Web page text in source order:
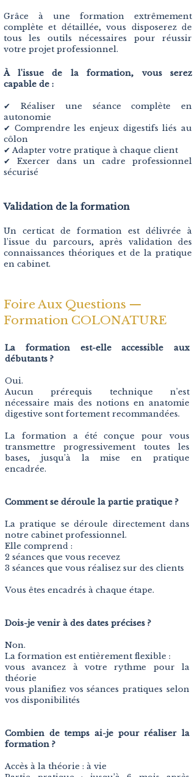
Grâce à une formation extrêmement
complète et détaillée, vous disposerez de
tous les outils nécessaires pour réussir
votre projet professionnel.
À l'issue de la formation, vous serez
capable de :
✔ Réaliser une séance complète en
autonomie
✔ Comprendre les enjeux digestifs liés au
côlon
✔ Adapter votre pratique à chaque client
✔ Exercer dans un cadre professionnel
sécurisé
Validation de la formation
Un certicat de formation est délivrée à
l’issue du parcours, après validation des
connaissances théoriques et de la pratique
en cabinet.
Foire Aux Questions —
Formation COLONATURE
La formation est-elle accessible aux
débutants ?
Oui.
Aucun prérequis technique n’est
nécessaire mais des notions en anatomie
digestive sont fortement recommandées.
La formation a été conçue pour vous
transmettre progressivement toutes les
bases, jusqu’à la mise en pratique
encadrée.
Comment se déroule la partie pratique ?
La pratique se déroule directement dans
notre cabinet professionnel.
Elle comprend :
2 séances que vous recevez
3 séances que vous réalisez sur des clients
Vous êtes encadrés à chaque étape.
Dois-je venir à des dates précises ?
Non.
La formation est entièrement flexible :
vous avancez à votre rythme pour la
théorie
vous planifiez vos séances pratiques selon
vos disponibilités
Combien de temps ai-je pour réaliser la
formation ?
Accès à la théorie : à vie